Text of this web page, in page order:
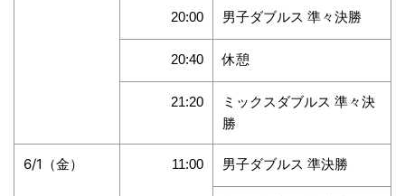
20:00 男子ダブルス 準々決勝
20:40 休憩
21:20
ミックスダブルス 準々決
勝
6/1（金） 11:00 男子ダブルス 準決勝